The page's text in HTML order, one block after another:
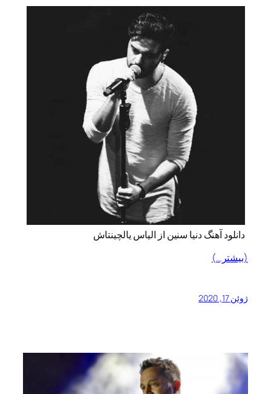
دانلود آهنگ دنیا سنین از الیاس یالچینتاش
(بیشتر…)
ژوئن 17, 2020